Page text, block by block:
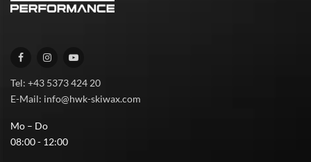
Tel: +43 5373 424 20
E-Mail: info@hwk-skiwax.com
Mo – Do
08:00 - 12:00